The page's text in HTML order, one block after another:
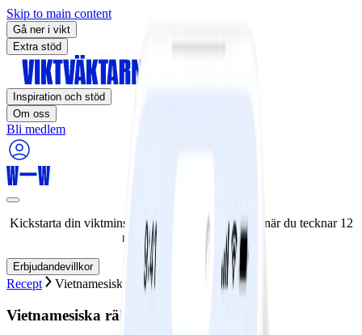
Skip to main content
Gå ner i vikt
Extra stöd
Inspiration och stöd
Om oss
Bli medlem
Kickstarta din viktminskningsresa nu! Spara 50% när du tecknar 12
månaders medlemskap.
Erbjudandevillkor
Recept Vietnamesiska räkrullar
Vietnamesiska räkrullar